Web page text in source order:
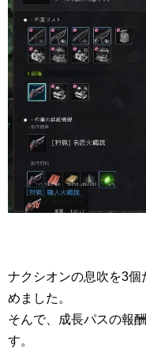
ナクシオンの息吹を3
めました。
そんで、成長パスの報
す。